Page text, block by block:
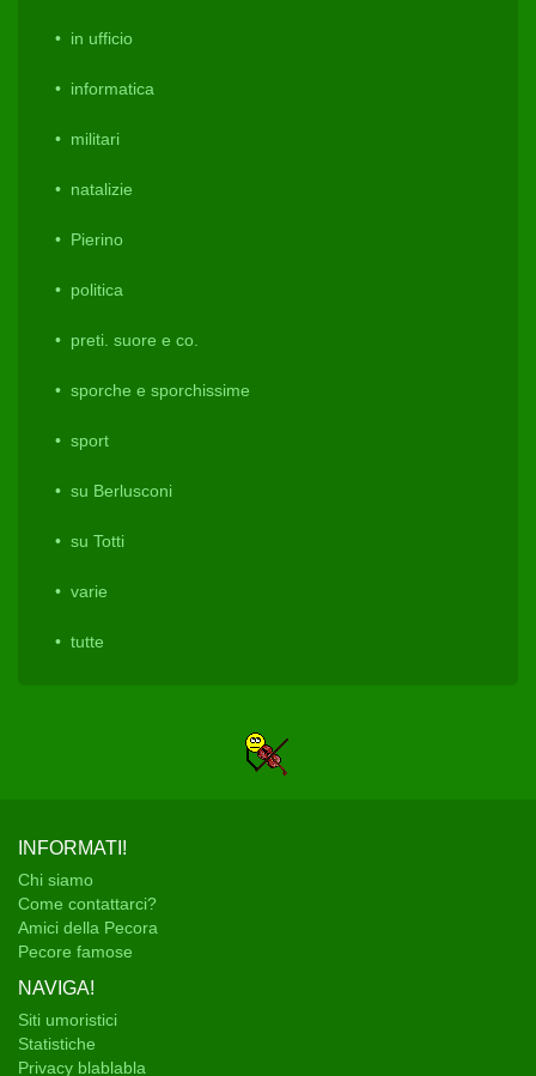
in ufficio
informatica
militari
natalizie
Pierino
politica
preti. suore e co.
sporche e sporchissime
sport
su Berlusconi
su Totti
varie
tutte
INFORMATI!
Chi siamo
Come contattarci?
Amici della Pecora
Pecore famose
NAVIGA!
Siti umoristici
Statistiche
Privacy blablabla